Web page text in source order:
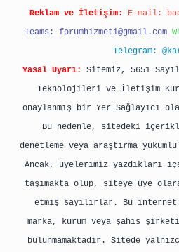
Reklam ve İletişim: E-mail:
Teams: forumhizmeti@gmail.com
Telegram:
Yasal Uyarı:
Sitemiz, 5651
Teknolojileri ve İletişim
onaylanmış bir Yer Sağlayıcı
Bu nedenle, sitedeki
denetleme veya araştırma
Ancak, üyelerimiz yazdıkları
taşımakta olup, siteye üye
etmiş sayılırlar. Bu
marka, kurum veya şahıs
bulunmamaktadır. Sitede